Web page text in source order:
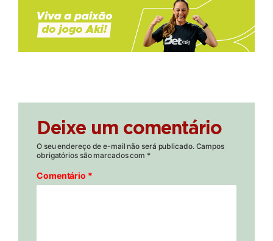
Deixe um comentário
O seu endereço de e-mail não será publicado. Campos
obrigatórios são marcados com *
Comentário *